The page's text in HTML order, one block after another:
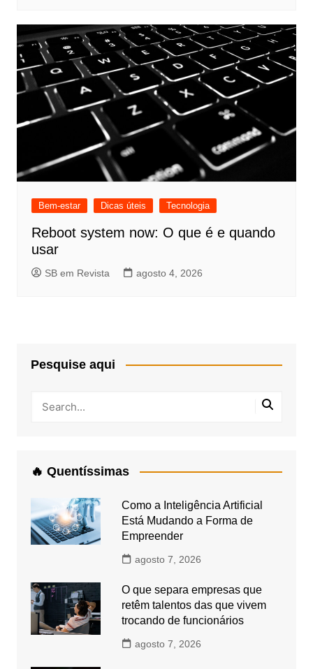
Bem-estar Dicas úteis Tecnologia
Reboot system now: O que é e quando
usar
SB em Revista agosto 4, 2026
Pesquise aqui
🔥 Quentíssimas
Como a Inteligência Artificial
Está Mudando a Forma de
Empreender
agosto 7, 2026
O que separa empresas que
retêm talentos das que vivem
trocando de funcionários
agosto 7, 2026